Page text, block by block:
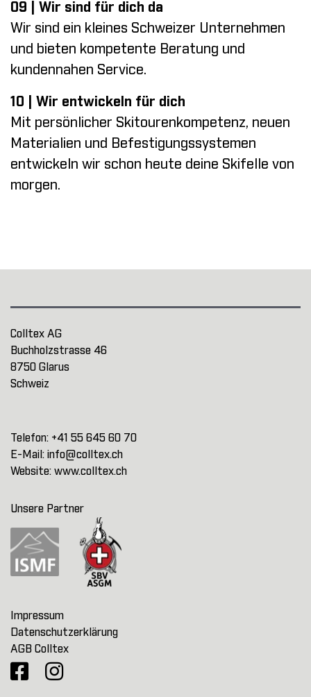
09 | Wir sind für dich da
Wir sind ein kleines Schweizer Unternehmen
und bieten kompetente Beratung und
kundennahen Service.
10 | Wir entwickeln für dich
Mit persönlicher Skitourenkompetenz, neuen
Materialien und Befestigungssystemen
entwickeln wir schon heute deine Skifelle von
morgen.
Colltex AG
Buchholzstrasse 46
8750 Glarus
Schweiz
Telefon: +41 55 645 60 70
E-Mail: info@colltex.ch
Website: www.colltex.ch
Unsere Partner
Impressum
Datenschutzerklärung
AGB Colltex